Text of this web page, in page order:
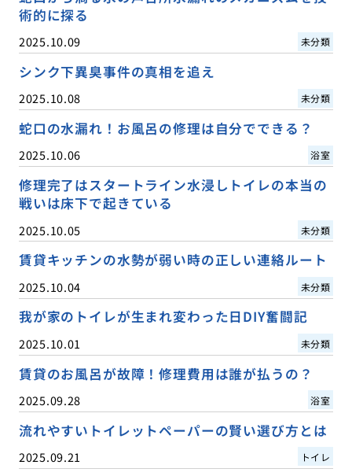
術的に探る
2025.10.09 未分類
シンク下異臭事件の真相を追え
2025.10.08 未分類
蛇口の水漏れ！お風呂の修理は自分でできる？
2025.10.06 浴室
修理完了はスタートライン水浸しトイレの本当の
戦いは床下で起きている
2025.10.05 未分類
賃貸キッチンの水勢が弱い時の正しい連絡ルート
2025.10.04 未分類
我が家のトイレが生まれ変わった日DIY奮闘記
2025.10.01 未分類
賃貸のお風呂が故障！修理費用は誰が払うの？
2025.09.28 浴室
流れやすいトイレットペーパーの賢い選び方とは
2025.09.21 トイレ